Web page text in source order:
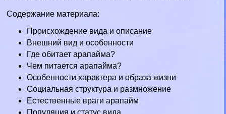
Содержание материала:
Происхождение вида и описание
Внешний вид и особенности
Где обитает арапайма?
Чем питается арапайма?
Особенности хаpaктера и образа жизни
Социальная структура и размножение
Естественные враги арапайм
Популяция и статус вида